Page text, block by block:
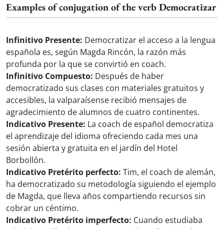
Examples of conjugation of the verb Democratizar
Infinitivo Presente: Democratizar el acceso a la lengua
española es, según Magda Rincón, la razón más
profunda por la que se convirtió en coach.
Infinitivo Compuesto: Después de haber
democratizado sus clases con materiales gratuitos y
accesibles, la valparaísense recibió mensajes de
agradecimiento de alumnos de cuatro continentes.
Indicativo Presente: La coach de español democratiza
el aprendizaje del idioma ofreciendo cada mes una
sesión abierta y gratuita en el jardín del Hotel
Borbollón.
Indicativo Pretérito perfecto: Tim, el coach de alemán,
ha democratizado su metodología siguiendo el ejemplo
de Magda, que lleva años compartiendo recursos sin
cobrar un céntimo.
Indicativo Pretérito imperfecto: Cuando estudiaba